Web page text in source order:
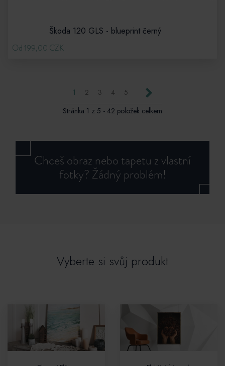
Škoda 120 GLS - blueprint černý
Od 199,00 CZK
1 2 3 4 5
Stránka 1 z 5 - 42 položek celkem
Chceš obraz nebo tapetu z vlastní
fotky? Žádný problém!
Vyberte si svůj produkt